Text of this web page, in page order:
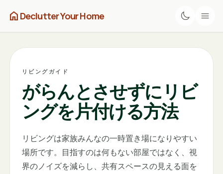
home Declutter Your Home
リビングガイド
がらんとさせずにリビ
ングを片付ける方法
リビングは家族みんなの一時置き場になりやすい
場所です。目指すのは何もない部屋ではなく、視
界のノイズを減らし、共有スペースの見える面を